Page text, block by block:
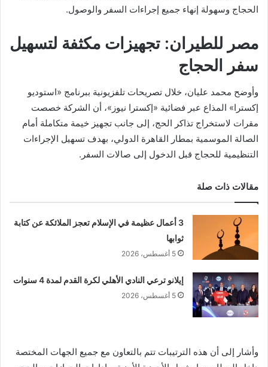
الحجاج وسهولة إنهاء جميع إجراءات السفر والوصول.
مصر للطيران: تجهيزات مكثفة لتسهيل
سفر الحجاج
وأوضح محمد عليان، خلال تصريحات تلفزيونية ببرنامج «استوديو
إكسترا» المذاع عبر فضائية «إكسترا نيوز»، أن الشركة خصصت
مقرات لاستخراج تذاكر الحج، إلى جانب تجهيز خيمة متكاملة أمام
الصالة الموسمية بمطار القاهرة الدولي، بهدف تسهيل الإجراءات
التنظيمية للحجاج قبل الدخول إلى صالات السفر.
مقالات ذات صلة
3 أعمال عظيمة في الإسلام تعجز الملائكة عن كتابة
ثوابها
5 أغسطس، 2026
إيلانو ترعي النادي الأهلي لكرة القدم لمدة 4 سنوات
5 أغسطس، 2026
وأشار إلى أن هذه الترتيبات تتم بالتعاون مع جميع الجهات المختصة